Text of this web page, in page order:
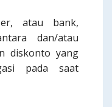
atau bank,
dan/atau
diskonto yang
pada saat